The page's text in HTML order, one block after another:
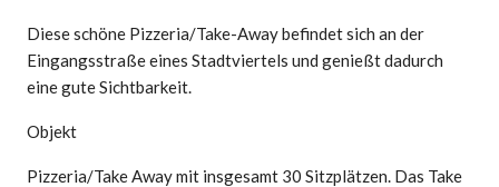
Diese schöne Pizzeria/Take-Away befindet sich an der
Eingangsstraße eines Stadtviertels und genießt dadurch
eine gute Sichtbarkeit.
Objekt
Pizzeria/Take Away mit insgesamt 30 Sitzplätzen. Das Take